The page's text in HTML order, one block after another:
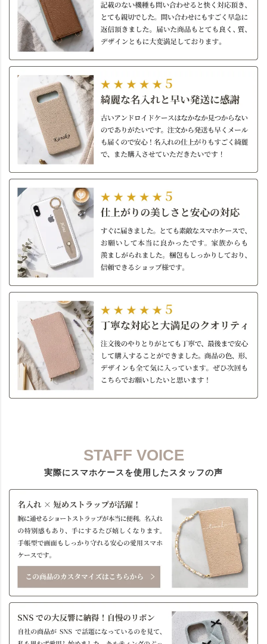
STAFF VOICE
実際にスマホケースを使用したスタッフの声